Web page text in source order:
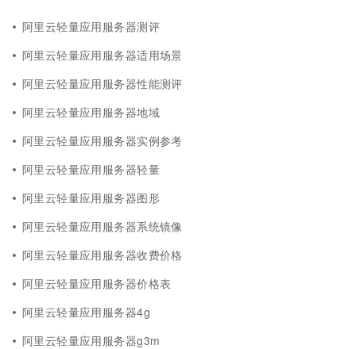
阿里云轻量应用服务器测评
阿里云轻量应用服务器适用场景
阿里云轻量应用服务器性能测评
阿里云轻量应用服务器地域
阿里云轻量应用服务器实例参考
阿里云轻量应用服务器轻量
阿里云轻量应用服务器图形
阿里云轻量应用服务器系统镜像
阿里云轻量应用服务器收费价格
阿里云轻量应用服务器价格表
阿里云轻量应用服务器4g
阿里云轻量应用服务器g3m